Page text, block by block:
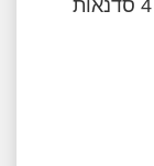
ב 17.8 יתקיים מפגש אונליין שיכלול 4 סדנאות